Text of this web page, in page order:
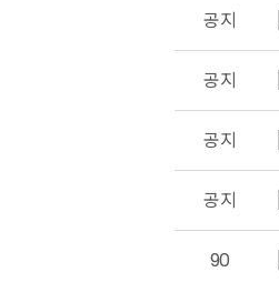
공지
공지
공지
공지
90